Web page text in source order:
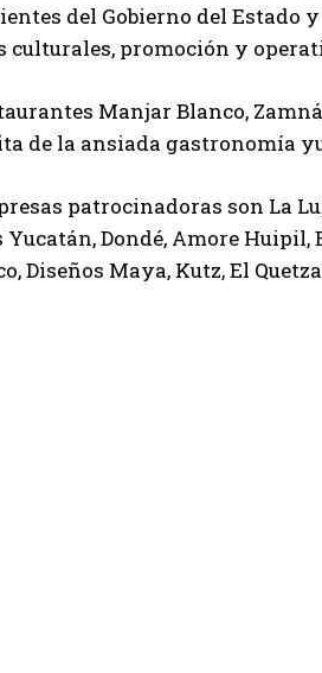
del Gobierno del Estado
culturales, promoción y
Manjar Blanco,
de la ansiada gastronomía
patrocinadoras son La
Yucatán, Dondé, Amore
Diseños Maya, Kutz, El